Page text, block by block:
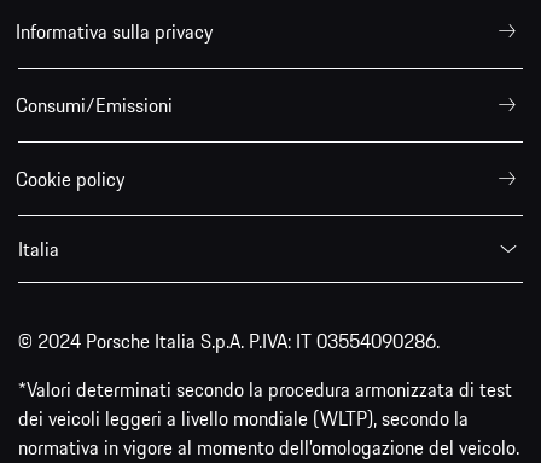
Informativa sulla privacy
Consumi/Emissioni
Cookie policy
Italia
© 2024 Porsche Italia S.p.A. P.IVA: IT 03554090286.
*Valori determinati secondo la procedura armonizzata di test
dei veicoli leggeri a livello mondiale (WLTP), secondo la
normativa in vigore al momento dell’omologazione del veicolo.